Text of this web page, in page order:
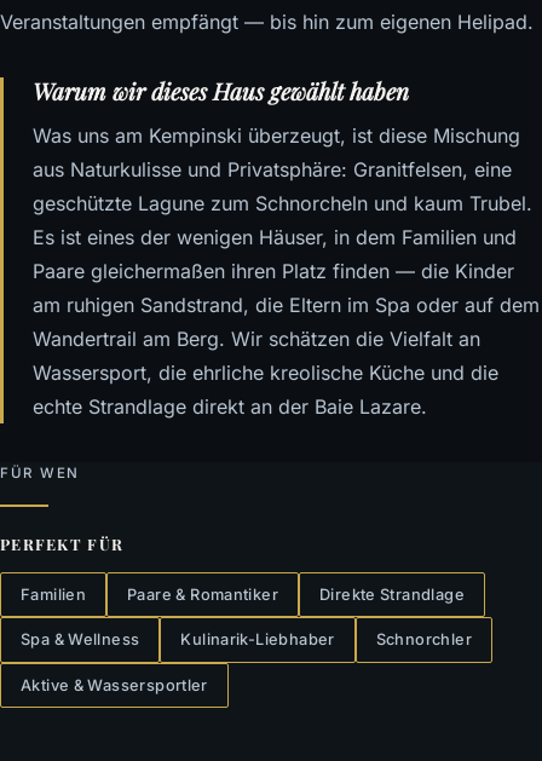
Veranstaltungen empfängt — bis hin zum eigenen Helipad.
Warum wir dieses Haus gewählt haben
Was uns am Kempinski überzeugt, ist diese Mischung
aus Naturkulisse und Privatsphäre: Granitfelsen, eine
geschützte Lagune zum Schnorcheln und kaum Trubel.
Es ist eines der wenigen Häuser, in dem Familien und
Paare gleichermaßen ihren Platz finden — die Kinder
am ruhigen Sandstrand, die Eltern im Spa oder auf dem
Wandertrail am Berg. Wir schätzen die Vielfalt an
Wassersport, die ehrliche kreolische Küche und die
echte Strandlage direkt an der Baie Lazare.
FÜR WEN
PERFEKT FÜR
Familien Paare & Romantiker Direkte Strandlage
Spa & Wellness Kulinarik-Liebhaber Schnorchler
Aktive & Wassersportler